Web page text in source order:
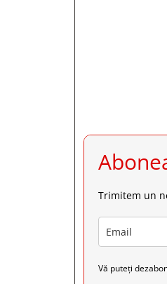
Trimitem un
Vă puteți